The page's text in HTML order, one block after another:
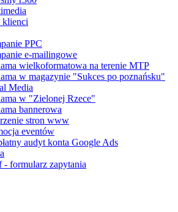
klienci
PPC
e-mailingowe
wielkoformatowa na terenie MTP
w magazynie "Sukces po poznańsku"
Media
w "Zielonej Rzece"
bannerowa
stron www
eventów
audyt konta Google Ads
- formularz zapytania